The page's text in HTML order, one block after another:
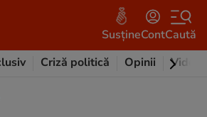
SusțineContCaută
Criză politică Opinii Video